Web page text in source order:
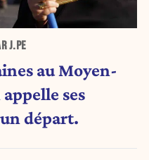
J.PE
au Moyen-
ses
départ.